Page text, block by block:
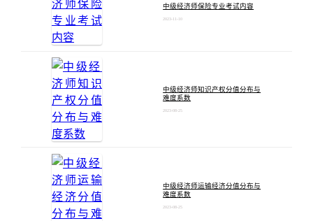
中级经济师保险专业考试内容
2023-11-10
中级经济师知识产权分值分布与
难度系数
2023-08-25
中级经济师运输经济分值分布与
难度系数
2023-08-25